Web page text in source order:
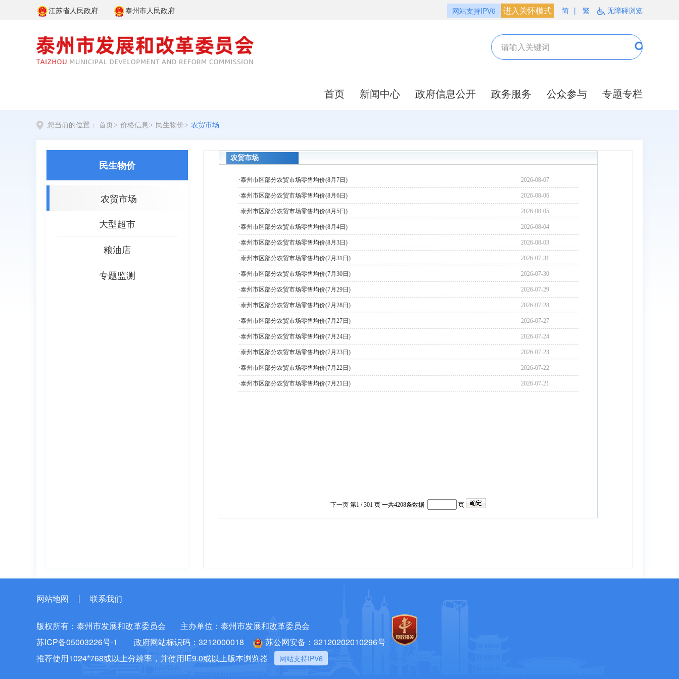
江苏省人民政府 泰州市人民政府 网站支持IPV6 进入关怀模式 简 | 繁 无障碍浏览
首页 新闻中心 政府信息公开 政务服务 公众参与 专题专栏
您当前的位置： 首页 > 价格信息 > 民生物价 > 农贸市场
民生物价
农贸市场
大型超市
粮油店
专题监测
网站地图 丨 联系我们
版权所有：泰州市发展和改革委员会
主办单位：泰州市发展和改革委员会
苏ICP备05003226号-1
政府网站标识码：3212000018
苏公网安备：32120202010296号
推荐使用1024*768或以上分辨率，并使用IE9.0或以上版本浏览器
网站支持IPV6